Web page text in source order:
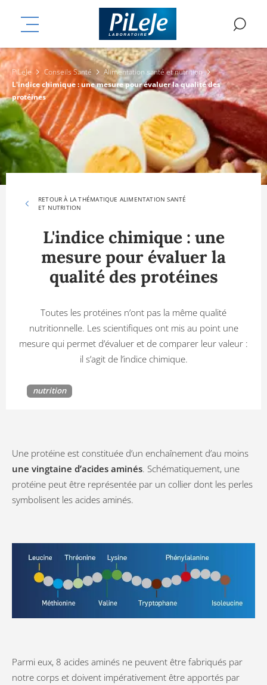
principal
MENU
PiLeJe Conseils Santé
Alimentation santé et nutrition
L'indice chimique : une mesure pour évaluer la qualité des
protéines
RETOUR À LA THÉMATIQUE ALIMENTATION SANTÉ
ET NUTRITION
L'indice chimique : une
mesure pour évaluer la
qualité des protéines
Toutes les protéines n’ont pas la même qualité
nutritionnelle. Les scientifiques ont mis au point une
mesure qui permet d’évaluer et de comparer leur valeur :
il s’agit de l’indice chimique.
nutrition
Une protéine est constituée d’un enchaînement d’au moins
une vingtaine d’acides aminés. Schématiquement, une
protéine peut être représentée par un collier dont les perles
symbolisent les acides aminés.
Parmi eux, 8 acides aminés ne peuvent être fabriqués par
notre corps et doivent impérativement être apportés par